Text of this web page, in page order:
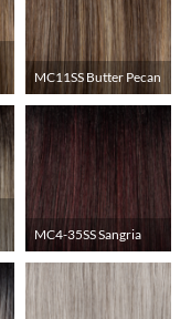
MC11SS Butter Pecan
MC4-35SS Sangria